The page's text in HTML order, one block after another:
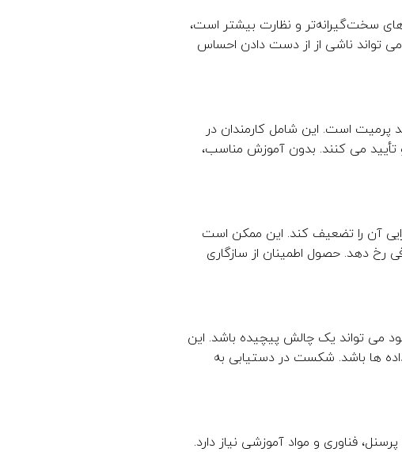
سخت‌گیرانه‌تر و نظارت بیشتر است،
می تواند ناشی از از دست دادن احساس
پرمیت است. این شامل کارمندان در
می کنند. بدون آموزش مناسب،
آن را تضعیف کند. این ممکن است
رخ دهد. حصول اطمینان از سازگاری
می تواند یک چالش پیچیده باشد. این
ها باشد. شکست در دستیابی به
فناوری و مواد آموزشی نیاز دارد.